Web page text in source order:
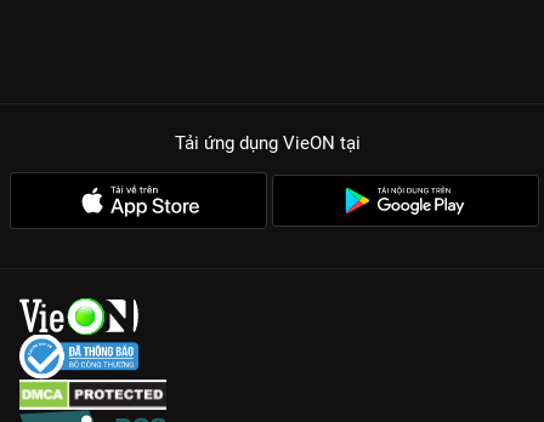
Tải ứng dụng VieON tại